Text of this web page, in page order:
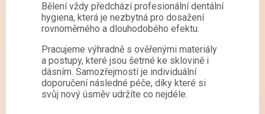
Bělení vždy předchází profesionální dentální
hygiena, která je nezbytná pro dosažení
rovnoměrného a dlouhodobého efektu.
Pracujeme výhradně s ověřenými materiály
a postupy, které jsou šetrné ke sklovině i
dásním. Samozřejmostí je individuální
doporučení následné péče, díky které si
svůj nový úsměv udržíte co nejdéle.